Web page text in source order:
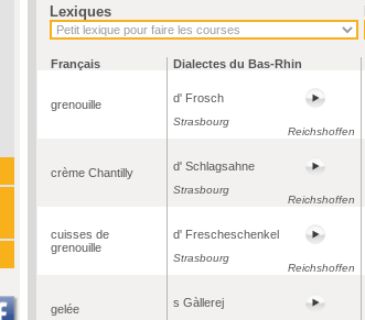
Lexiques
Français Dialectes du Bas-Rhin
grenouille d' Frosch
Strasbourg
Reichshoffen
crème Chantilly d' Schlagsahne
Strasbourg
Reichshoffen
cuisses de
grenouille
d' Frescheschenkel
Strasbourg
Reichshoffen
gelée s Gàllerej